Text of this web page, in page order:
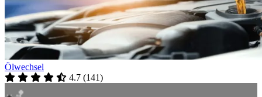
Ölwechsel
4.7 (141)